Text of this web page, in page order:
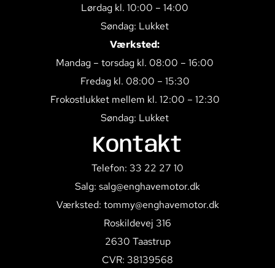
Lørdag kl. 10:00 – 14:00
Søndag: Lukket
Værksted:
Mandag – torsdag kl. 08:00 – 16:00
Fredag kl. 08:00 – 15:30
Frokostlukket mellem kl. 12:00 – 12:30
Søndag: Lukket
Kontakt
Telefon: 33 22 27 10
Salg: salg@enghavemotor.dk
Værksted: tommy@enghavemotor.dk
Roskildevej 316
2630 Taastrup
CVR: 38139568